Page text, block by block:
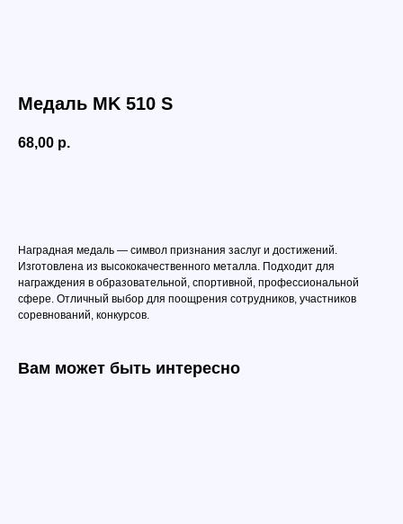
Медаль МK 510 S
68,00 р.
Наградная медаль — символ признания заслуг и достижений.
Изготовлена из высококачественного металла. Подходит для
награждения в образовательной, спортивной, профессиональной
сфере. Отличный выбор для поощрения сотрудников, участников
соревнований, конкурсов.
Вам может быть интересно